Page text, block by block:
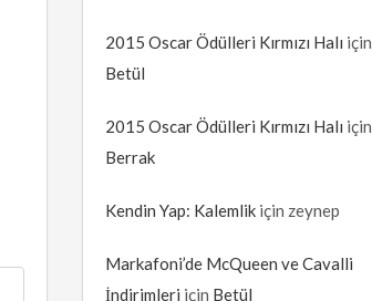
2015 Oscar Ödülleri Kırmızı Halı için
Betül
2015 Oscar Ödülleri Kırmızı Halı için
Berrak
Kendin Yap: Kalemlik için zeynep
Markafoni’de McQueen ve Cavalli
İndirimleri için Betül